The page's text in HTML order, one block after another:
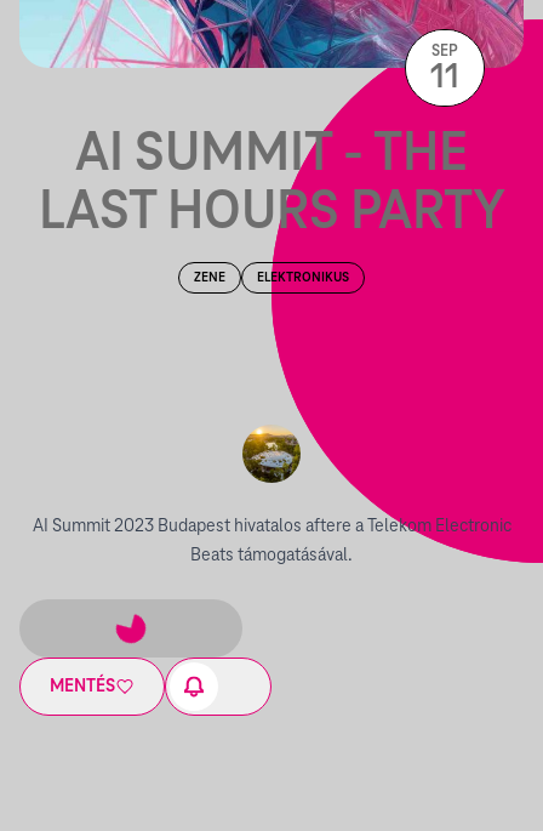
AI SUMMIT - THE
LAST HOURS PARTY
ZENE ELEKTRONIKUS
AI Summit 2023 Budapesthivatalos aftere a Telekom Electronic
Beats támogatásával.
MENTÉS
SEP
11